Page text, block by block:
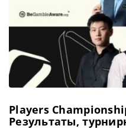
Players
Результаты,